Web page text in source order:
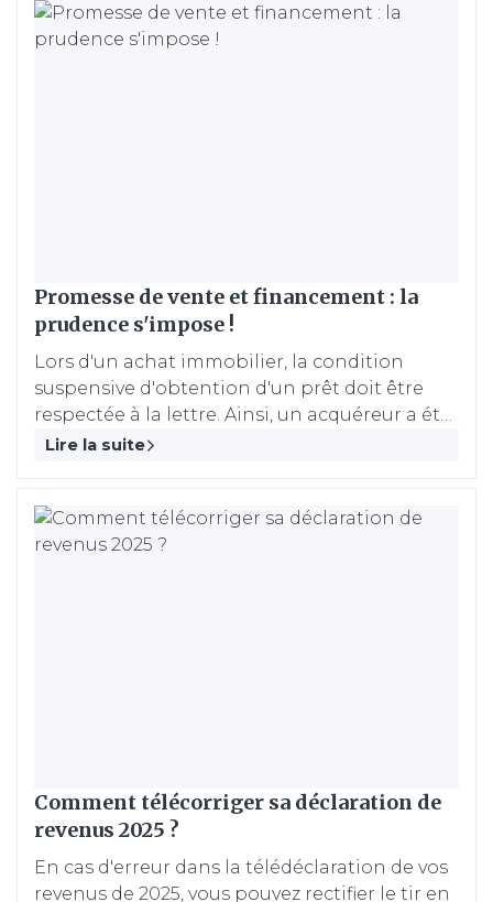
Promesse de vente et financement : la
prudence s'impose !
Lors d'un achat immobilier, la condition
suspensive d'obtention d'un prêt doit être
respectée à la lettre. Ainsi, un acquéreur a été
sanctionné en justice pour avoir demandé à
la transaction.
Lire la suite
Comment télécorriger sa déclaration de
revenus 2025 ?
En cas d'erreur dans la télédéclaration de vos
revenus de 2025, vous pouvez rectifier le tir en